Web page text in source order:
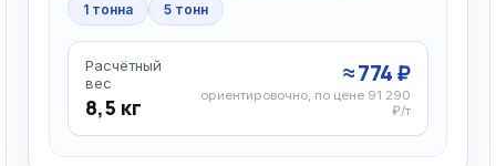
1 тонна
5 тонн
Расчётный
вес
8,5 кг
≈ 774 ₽
ориентировочно, по цене 91 290
₽/т